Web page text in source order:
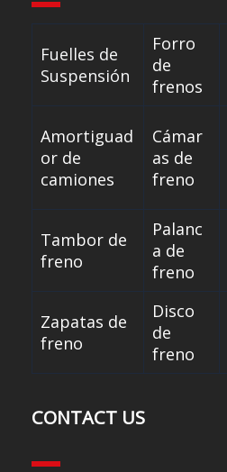
Fuelles de
Suspensión
Forro
de
frenos
Amortiguad
or de
camiones
Cámar
as de
freno
Tambor de
freno
Palanc
a de
freno
Zapatas de
freno
Disco
de
freno
CONTACT US